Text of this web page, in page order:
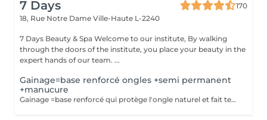
7 Days
170
18, Rue Notre Dame Ville-Haute L-2240
7 Days Beauty & Spa Welcome to our institute, By walking
through the doors of the institute, you place your beauty in the
expert hands of our team. ...
Gainage=base renforcé ongles +semi permanent
+manucure
Gainage =base renforcé qui protège l'ongle naturel et fait tenir plus longtemps . Semi-permanente =couleur qui tient 3-4semaines